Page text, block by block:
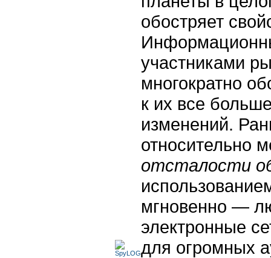
обостряет
участниками
многократно
к их все
изменений.
относительно
отсталости
мгновенно —
электронные
для огромных